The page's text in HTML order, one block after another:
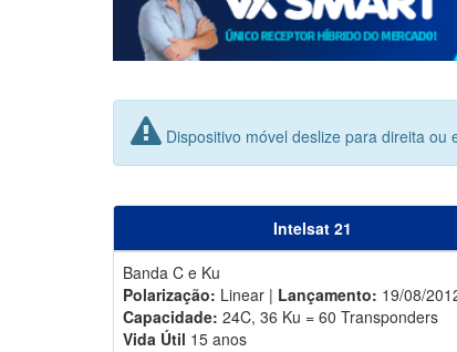
Dispositivo móvel deslize para direita
Intelsat 21
Banda C e Ku
Polarização: Linear | Lançamento: 19/08/
Capacidade: 24C, 36 Ku = 60 Transponders
Vida Útil 15 anos